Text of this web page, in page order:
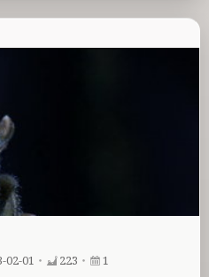
02-01 ・ 223 ・ 1